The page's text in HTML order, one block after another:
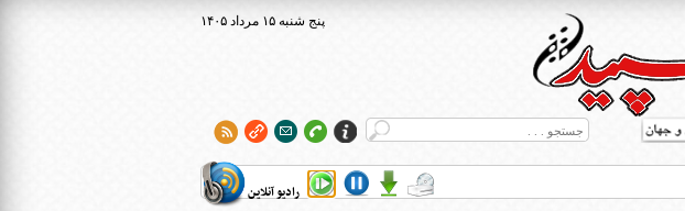
۱۴۰۵ پنج شنبه ۱۵ مرداد
رادیو آنلاین